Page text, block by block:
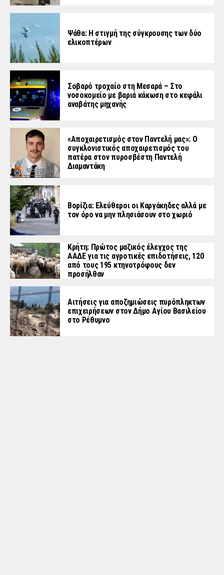
Ψάθα: Η στιγμή της σύγκρουσης των δύο
ελικοπτέρων
Σοβαρό τροχαίο στη Μεσαρά – Στο
νοσοκομείο με βαριά κάκωση στο κεφάλι
αναβάτης μηχανής
«Aποχαιρετισμός στον Παντελή μας»: Ο
συγκλονιστικός αποχαιρετισμός του
πατέρα στον πυροσβέστη Παντελή
Διαμαντάκη
Βορίζια: Ελεύθεροι οι Καργάκηδες αλλά με
τον όρο να μην πλησιάσουν στο χωριό
Κρήτη: Πρώτος μαζικός έλεγχος της
ΑΑΔΕ για τις αγροτικές επιδοτήσεις, 120
από τους 195 κτηνοτρόφους δεν
προσήλθαν
Αιτήσεις για αποζημιώσεις πυρόπληκτων
επιχειρήσεων στον Δήμο Αγίου Βασιλείου
στο Ρέθυμνο